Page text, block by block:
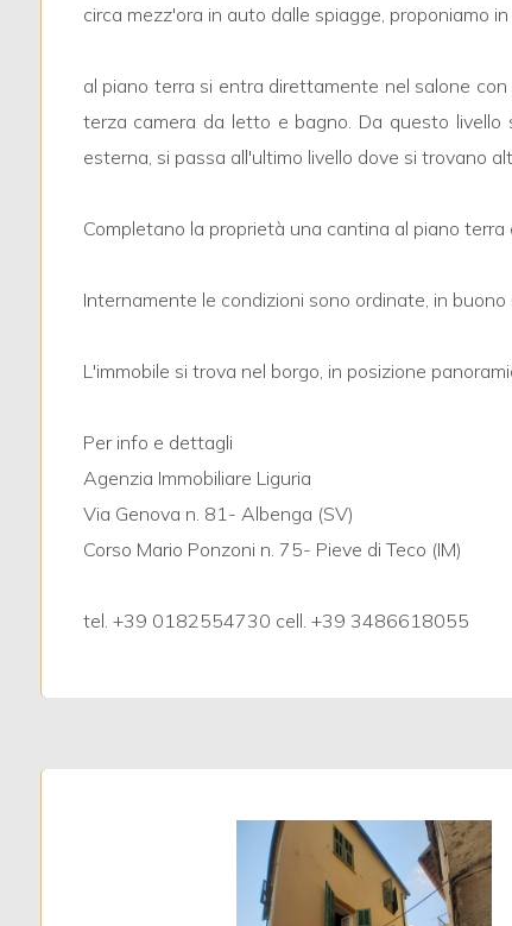
circa mezz'ora in auto dalle spiagge, proponiamo in
al piano terra si entra direttamente nel salone
terza camera da letto e bagno. Da questo
esterna, si passa all'ultimo livello dove si trovano
Completano la proprietà una cantina al piano
Internamente le condizioni sono ordinate, in
L'immobile si trova nel borgo, in posizione
Per info e dettagli
Agenzia Immobiliare Liguria
Via Genova n. 81- Albenga (SV)
Corso Mario Ponzoni n. 75- Pieve di Teco (IM)
tel. +39 0182554730 cell. +39 3486618055
Bagni